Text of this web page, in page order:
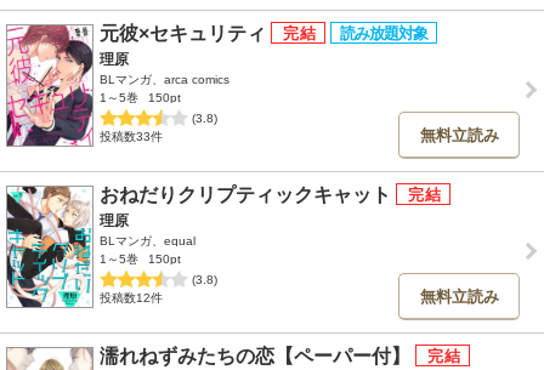
元彼×セキュリティ
理原
BLマンガ、arca comics
1～5巻
150pt
(3.8)
投稿数33件
無料立読み
おねだりクリプティックキャット
理原
BLマンガ、equal
1～5巻
150pt
(3.8)
投稿数12件
無料立読み
濡れねずみたちの恋【ペーパー付】